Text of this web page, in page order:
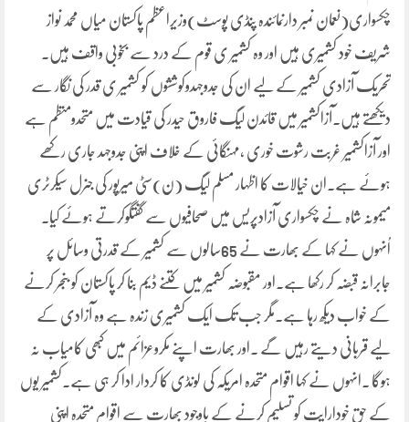
چکسواری(نعمان نمبر دارنمائندہ پنڈی پوسٹ)وزیراعظم پاکستان میاں محمد نواز
شریف خود کشمیری ہیں اور وہ کشمیر ی قوم کے درد سے بخوبی واقف ہیں۔
تحریک آزادی کشمیر کے لیے ان کی جدوجہدوکوششوں کو کشمیر ی قدر کی نگار سے
دیکھتے ہیں۔آزاکشمیر میں قائدن لیگ فاروق حیدر کی قیادت میں متحدومنظم ہے
اور آزاکشمیر غربت رشوت خوری ،مہنگائی کے خلاف اپنی جدوجہد جاری رکھے
ہوئے ہے۔ان خیالات کا اظہار مسلم لیگ (ن)سٹی میرپور کی جنرل سیکرٹری
میمونہ شاہ نے چکسواری آزادپریس میں صحافیوں سے گفتگوکرتے ہوئے کیا۔
اُنہوں نے کہا کے بھارت نے 65سالوں سے کشمیر کے قدرتی وسائل پر
جابرانہ قبضہ کر رکھا ہے۔اور مقبوضہ کشمیر میں کتنے ڈیم بنا کر پاکستان کو بنجر کرنے
کے خواب دیکھ رہا ہے۔مگر جب تک ایک کشمیری زندہ ہے وہ آزادی کے
لیے قربانی دیتے رہیں گے ۔اور بھارت اپنے مکروعزائم میں کبھی کامیاب نہ
ہوگا ۔انہوں نے کہا اقوام متحدہ امریکہ کی لونڈی کا کردار ادا کر ہی ہے۔کشمیر یوں
کے حق خودارایت کو تسلیم کرنے کے باوجود بھارت سے اقوام متحدہ اپنی